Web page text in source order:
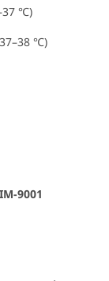
℃)
℃)
9001